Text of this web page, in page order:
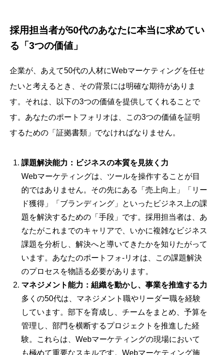
採用担当者が50代のあなたに本当に求めてい
る「3つの価値」
企業が、あえて50代の人材にWebマーケティングを任せ
たいと考えるとき、その背景には明確な期待がありま
す。それは、以下の3つの価値を提供してくれることで
す。あなたのポートフォリオは、この3つの価値を証明
するための「証拠書類」でなければなりません。
課題解決能力：ビジネスの本質を見抜く力
Webマーケティングは、ツールを操作することが目
的ではありません。その先にある「売上向上」「リー
ド獲得」「ブランディング」といったビジネス上の課
題を解決するための「手段」です。採用担当者は、あ
なたがこれまでのキャリアで、いかに複雑なビジネス
課題を分析し、解決へと導いてきたかを知りたがって
います。あなたのポートフォ-リオは、この課題解決
のプロセスを物語る必要があります。
マネジメント能力：組織を動かし、事業を推進する力
多くの50代は、マネジメント職やリーダー職を経験
しています。部下を育成し、チームをまとめ、予算を
管理し、部門を横断するプロジェクトを推進した経
験。これらは、Webマーケティングの現場において
も極めて重要なスキルです。Webマーケティング施